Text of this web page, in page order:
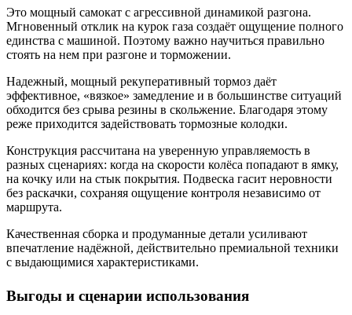
Это мощный самокат с агрессивной динамикой разгона.
Мгновенный отклик на курок газа создаёт ощущение полного
единства с машиной. Поэтому важно научиться правильно
стоять на нем при разгоне и торможении.
Надежный, мощный рекуперативный тормоз даёт
эффективное, «вязкое» замедление и в большинстве ситуаций
обходится без срыва резины в скольжение. Благодаря этому
реже приходится задействовать тормозные колодки.
Конструкция рассчитана на уверенную управляемость в
разных сценариях: когда на скорости колёса попадают в ямку,
на кочку или на стык покрытия. Подвеска гасит неровности
без раскачки, сохраняя ощущение контроля независимо от
маршрута.
Качественная сборка и продуманные детали усиливают
впечатление надёжной, действительно премиальной техники
с выдающимися характеристиками.
Выгоды и сценарии использования